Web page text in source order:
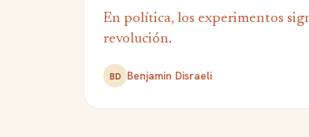
En política, los experimentos
revolución.
BD Benjamin Disraeli